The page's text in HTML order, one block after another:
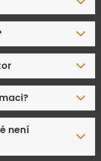
není